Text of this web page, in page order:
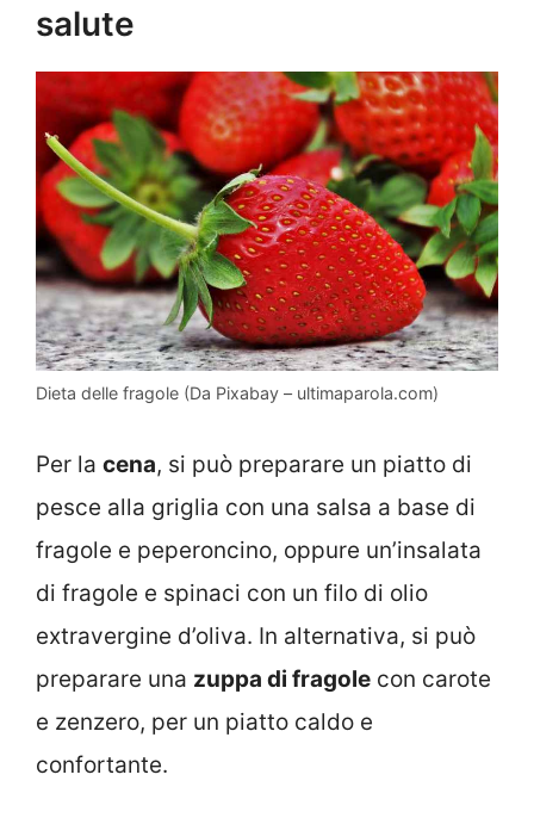
salute
Dieta delle fragole (Da Pixabay – ultimaparola.com)
Per la cena, si può preparare un piatto di
pesce alla griglia con una salsa a base di
fragole e peperoncino, oppure un’insalata
di fragole e spinaci con un filo di olio
extravergine d’oliva. In alternativa, si può
preparare una zuppa di fragole con carote
e zenzero, per un piatto caldo e
confortante.